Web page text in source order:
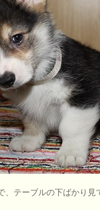
、テーブルの下ばかり見